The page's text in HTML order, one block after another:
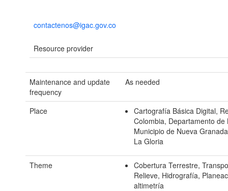
contactenos@igac.gov.co
Resource provider
Maintenance and update
frequency
As needed
Place
Cartografía Básica Digital,
Colombia, Departamento de
Municipio de Nueva
La Gloria
Theme
Cobertura Terrestre,
Relieve, Hidrografía,
altimetría